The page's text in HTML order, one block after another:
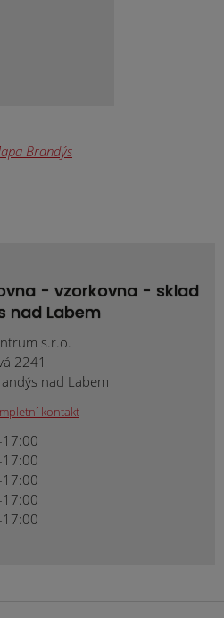
- vzorkovna - sklad
nad Labem
s.r.o.
2241
nad Labem
kontakt